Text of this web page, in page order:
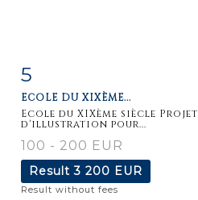
5
ECOLE DU XIXÈME...
Ecole du XIXème siècle Projet
d'illustration pour...
100 - 200 EUR
Result3 200 EUR
Result without fees